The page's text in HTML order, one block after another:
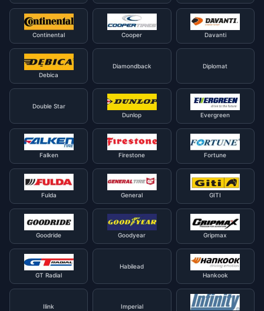
Continental Cooper Davanti
Debica
Diamondback Diplomat
Double Star
Dunlop
Evergreen
Falken Firestone Fortune
Fulda General GITI
Goodride Goodyear Gripmax
GT Radial
Habilead
Hankook
Ilink
Imperial